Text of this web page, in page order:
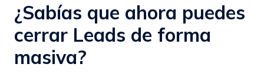
¿Sabías que ahora puedes
cerrar Leads de forma
masiva?